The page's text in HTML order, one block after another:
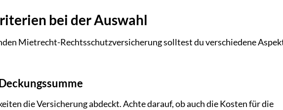
bei der Auswahl
Mietrecht-Rechtsschutzversicherung solltest du verschiedene
die Versicherung abdeckt. Achte darauf, ob auch die Kosten für die